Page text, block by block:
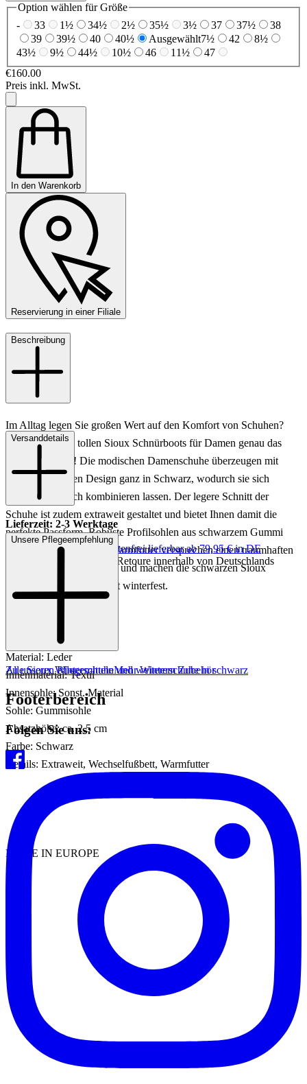
Option wählen für Größe
-
33 1½ 34½ 2½ 35½ 3½ 37 37½
38
39
39½ 40 40½ Ausgewählt7½ 42
8½
43½
9½ 44½ 10½ 46 11½
47
€160.00
Preis inkl. MwSt.
In den Warenkorb
Reservierung in einer Filiale
Beschreibung
Im Alltag legen Sie großen Wert auf den Komfort von Schuhen?
Dann sind diese tollen Sioux Schnürboots für Damen genau das
Richtige für Sie! Die modischen Damenschuhe überzeugen mit
einem klassischen Design ganz in Schwarz, wodurch sie sich
besonders einfach kombinieren lassen. Der legere Schnitt der
Schuhe ist zudem extraweit gestaltet und bietet Ihnen damit die
perfekte Passform. Robuste Profilsohlen aus schwarzem Gummi
sowie ein hochwertiges Warmfutter versprechen einen traumhaften
Komfort bei jedem Schritt und machen die schwarzen Sioux
Schnürboots damit absolut winterfest.
Art.Nr.: 102001986896
Material: Leder
Innenmaterial: Textil
Innensohle: Sonst. Material
Sohle: Gummisohle
Absatzhöhe: ca. 2,5 cm
Farbe: Schwarz
Details: Extraweit, Wechselfußbett, Warmfutter
MADE IN EUROPE
Versanddetails
Lieferzeit: 2-3 Werktage
Keine Versandkosten:
kostenfrei lieferbar ab 79,95 € in DE
Einfache und Kostenlose Retoure innerhalb von Deutschlands
Unsere Pflegeempfehlung
Zu unseren Pflegemitteln und weiterem Zubehör
Alle Sioux WinterschuheMehr Winterschuhe in schwarz
Footerbereich
Folgen Sie uns: